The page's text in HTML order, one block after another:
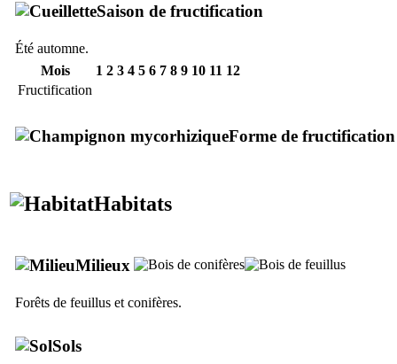
Saison de fructification
Été automne.
Mois
1 2 3 4 5 6 7 8 9 10 11 12
Fructification
Forme de fructification
Habitats
Milieux
Forêts de feuillus et conifères.
Sols